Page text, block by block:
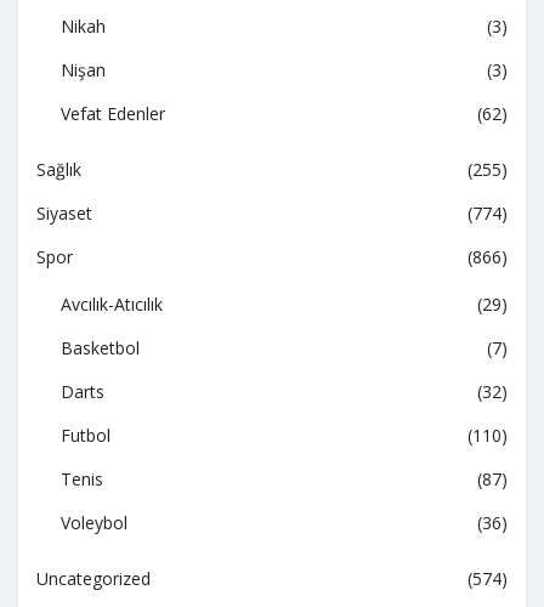
Nikah
(3)
Nişan
(3)
Vefat Edenler
(62)
Sağlık
(255)
Siyaset
(774)
Spor
(866)
Avcılık-Atıcılık
(29)
Basketbol
(7)
Darts
(32)
Futbol
(110)
Tenis
(87)
Voleybol
(36)
Uncategorized
(574)